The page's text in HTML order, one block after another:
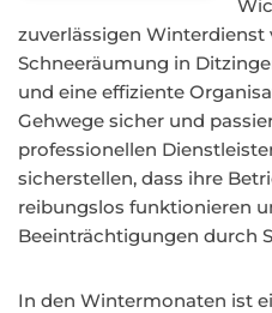
zuverlässigen Winterdienst
Schneeräumung in
und eine effiziente
Gehwege sicher und
professionellen
sicherstellen, dass ihre
reibungslos funktionieren
Beeinträchtigungen durch
In den Wintermonaten ist